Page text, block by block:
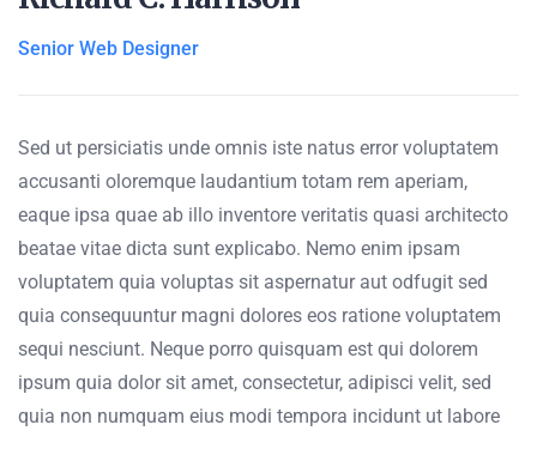
Senior Web Designer
Sed ut persiciatis unde omnis iste natus error voluptatem
accusanti oloremque laudantium totam rem aperiam,
eaque ipsa quae ab illo inventore veritatis quasi architecto
beatae vitae dicta sunt explicabo. Nemo enim ipsam
voluptatem quia voluptas sit aspernatur aut odfugit sed
quia consequuntur magni dolores eos ratione voluptatem
sequi nesciunt. Neque porro quisquam est qui dolorem
ipsum quia dolor sit amet, consectetur, adipisci velit, sed
quia non numquam eius modi tempora incidunt ut labore